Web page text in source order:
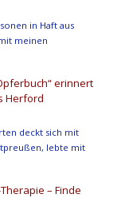
in Haft aus
meinen
erinnert
Herford
deckt sich mit
lebte mit
– Finde